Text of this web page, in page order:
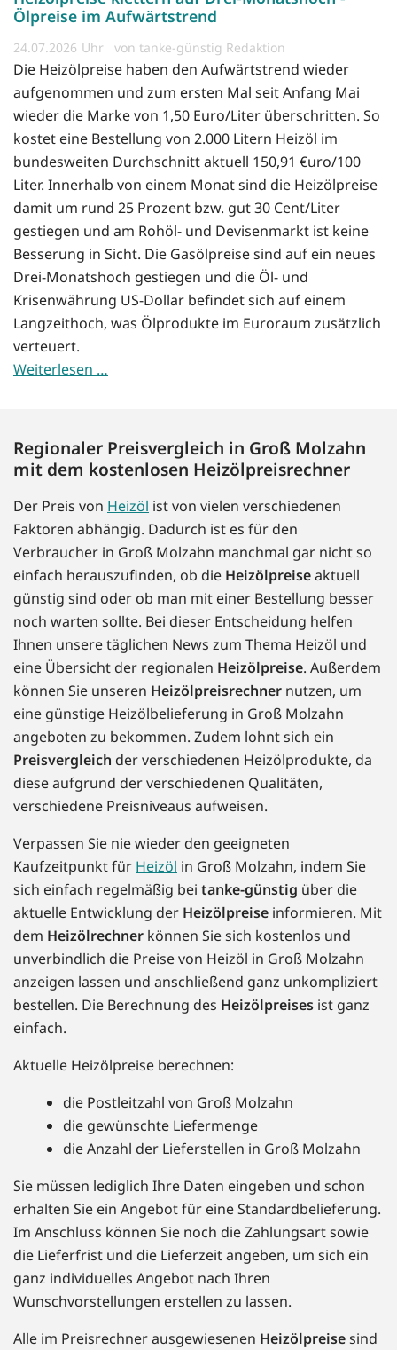
Ölpreise im Aufwärtstrend
24.07.2026 von tanke-günstig Redaktion
Die Heizölpreise haben den Aufwärtstrend wieder
aufgenommen und zum ersten Mal seit Anfang Mai
wieder die Marke von 1,50 Euro/Liter überschritten. So
kostet eine Bestellung von 2.000 Litern Heizöl im
bundesweiten Durchschnitt aktuell 150,91 €uro/100
Liter. Innerhalb von einem Monat sind die Heizölpreise
damit um rund 25 Prozent bzw. gut 30 Cent/Liter
gestiegen und am Rohöl- und Devisenmarkt ist keine
Besserung in Sicht. Die Gasölpreise sind auf ein neues
Drei-Monatshoch gestiegen und die Öl- und
Krisenwährung US-Dollar befindet sich auf einem
Langzeithoch, was Ölprodukte im Euroraum zusätzlich
verteuert.
Weiterlesen …
Regionaler Preisvergleich in Groß Molzahn
mit dem kostenlosen Heizölpreisrechner
Der Preis von Heizöl ist von vielen verschiedenen
Faktoren abhängig. Dadurch ist es für den
Verbraucher in Groß Molzahn manchmal gar nicht so
einfach herauszufinden, ob die Heizölpreiseaktuell
günstig sind oder ob man mit einer Bestellung besser
noch warten sollte. Bei dieser Entscheidung helfen
Ihnen unsere täglichen News zum Thema Heizöl und
eine Übersicht der regionalen Heizölpreise. Außerdem
können Sie unseren Heizölpreisrechner nutzen, um
eine günstige Heizölbelieferung in Groß Molzahn
angeboten zu bekommen. Zudem lohnt sich ein
Preisvergleich der verschiedenen Heizölprodukte, da
diese aufgrund der verschiedenen Qualitäten,
verschiedene Preisniveaus aufweisen.
Verpassen Sie nie wieder den geeigneten
Kaufzeitpunkt für Heizöl in Groß Molzahn, indem Sie
sich einfach regelmäßig bei tanke-günstig über die
aktuelle Entwicklung der Heizölpreise informieren. Mit
dem Heizölrechner können Sie sich kostenlos und
unverbindlich die Preise von Heizöl in Groß Molzahn
anzeigen lassen und anschließend ganz unkompliziert
bestellen. Die Berechnung des Heizölpreises ist ganz
einfach.
Aktuelle Heizölpreise berechnen:
die Postleitzahl von Groß Molzahn
die gewünschte Liefermenge
die Anzahl der Lieferstellen in Groß Molzahn
Sie müssen lediglich Ihre Daten eingeben und schon
erhalten Sie ein Angebot für eine Standardbelieferung.
Im Anschluss können Sie noch die Zahlungsart sowie
die Lieferfrist und die Lieferzeit angeben, um sich ein
ganz individuelles Angebot nach Ihren
Wunschvorstellungen erstellen zu lassen.
Alle im Preisrechner ausgewiesenen Heizölpreisesind